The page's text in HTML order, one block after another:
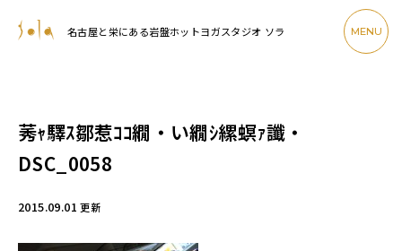
名古屋と栄にある岩盤ホットヨガスタジオ ソラ MENU
莠ｬ驛ｽ鄒惹ｺｺ繝・い繝ｼ縲螟ｧ讖・
DSC_0058
2015.09.01更新